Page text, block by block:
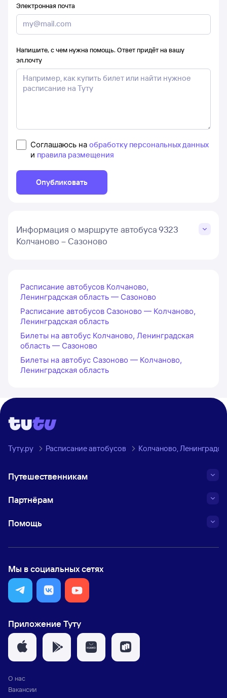
Электронная почта
Напишите, с чем нужна помощь. Ответ придёт на вашу
эл.почту
Соглашаюсь на обработку персональных данных
и правила размещения
Опубликовать
Информация о маршруте автобуса 9323
Колчаново – Сазоново
Расписание автобусов Колчаново,
Ленинградская область — Сазоново
Расписание автобусов Сазоново — Колчаново,
Ленинградская область
Билеты на автобус Колчаново, Ленинградская
область — Сазоново
Билеты на автобус Сазоново — Колчаново,
Ленинградская область
Туту.ру Расписание автобусов Колчаново,
Путешественникам
Партнёрам
Помощь
Мы в социальных сетях
Приложение Туту
О нас
Вакансии